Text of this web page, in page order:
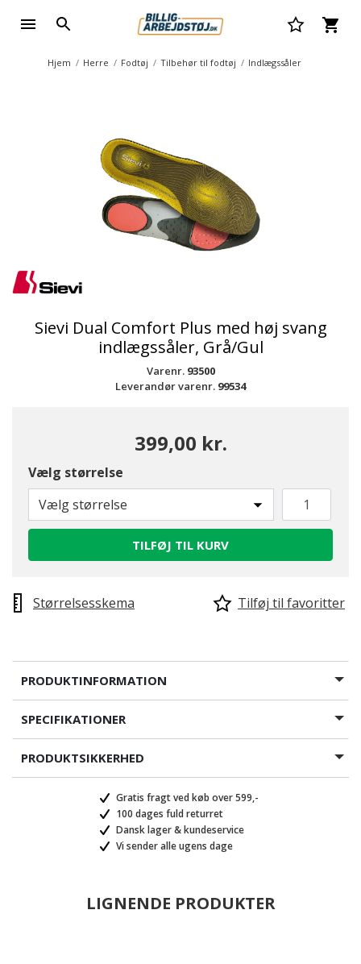
Hjem Herre Fodtøj Tilbehør til fodtøj Indlægssåler
Sievi Dual Comfort Plus med høj svang
indlægssåler, Grå/Gul
Varenr. 93500
Leverandør varenr. 99534
399,00 kr.
Vælg størrelse
Vælg størrelse
TILFØJ TIL KURV
Størrelsesskema Tilføj til favoritter
PRODUKTINFORMATION
SPECIFIKATIONER
PRODUKTSIKKERHED
Gratis fragt ved køb over 599,-
100 dages fuld returret
Dansk lager & kundeservice
Vi sender alle ugens dage
LIGNENDE PRODUKTER